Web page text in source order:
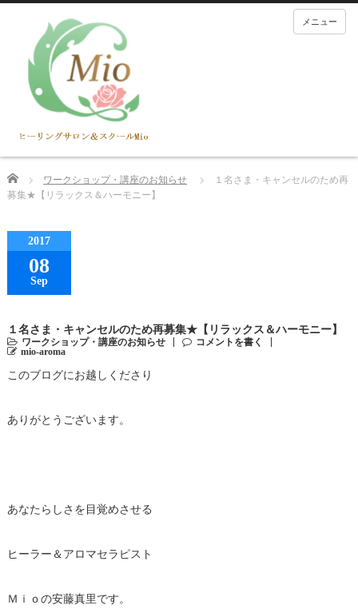
メニュー
Home ワークショップ・講座のお知らせ
１名さま・キャンセルのため再
募集★【リラックス＆ハーモニー】
2017
08
Sep
１名さま・キャンセルのため再募集★【リラックス＆ハーモニー】
ワークショップ・講座のお知らせ
コメントを書く
mio-aroma
このブログにお越しくださり
ありがとうございます。
あなたらしさを目覚めさせる
ヒーラー＆アロマセラピスト
Ｍｉｏの安藤真里です。